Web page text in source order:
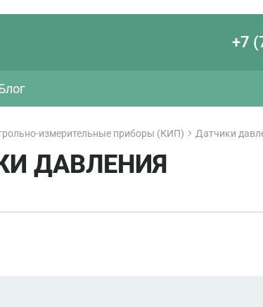
+7
измерительные приборы (КИП) Датчики
ДАВЛЕНИЯ